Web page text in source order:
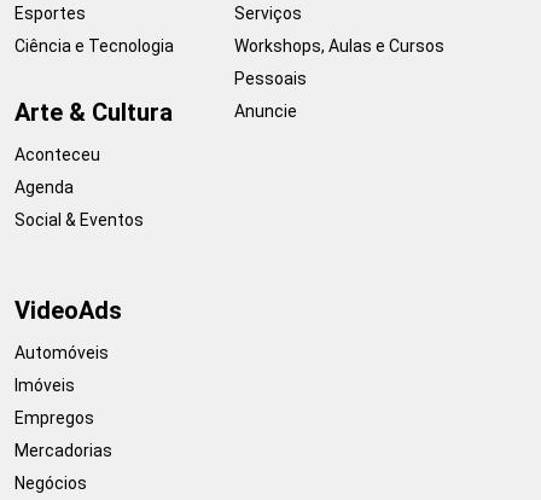
Esportes
Ciência e Tecnologia
Arte & Cultura
Aconteceu
Agenda
Social & Eventos
Serviços
Workshops, Aulas e Cursos
Pessoais
Anuncie
VideoAds
Automóveis
Imóveis
Empregos
Mercadorias
Negócios